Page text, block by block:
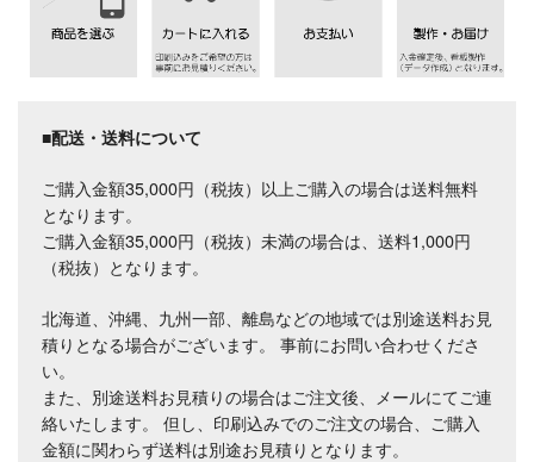
■配送・送料について
ご購入金額35,000円（税抜）以上ご購入の場合は送料無料
となります。
ご購入金額35,000円（税抜）未満の場合は、送料1,000円
（税抜）となります。
北海道、沖縄、九州一部、離島などの地域では別途送料お見
積りとなる場合がございます。 事前にお問い合わせくださ
い。
また、別途送料お見積りの場合はご注文後、メールにてご連
絡いたします。 但し、印刷込みでのご注文の場合、ご購入
金額に関わらず送料は別途お見積りとなります。